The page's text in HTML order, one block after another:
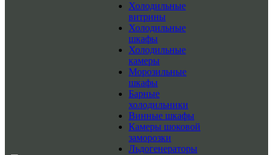
Холодильные
витрины
Холодильные
шкафы
Холодильные
камеры
Морозильные
шкафы
Барные
холодильники
Винные шкафы
Камеры шоковой
заморозки
Льдогенераторы